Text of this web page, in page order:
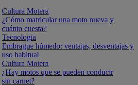
Cultura Motera
¿Cómo matricular una moto nueva y
cuánto cuesta?
Tecnologia
Embrague húmedo: ventajas, desventajas y
uso habitual
Cultura Motera
¿Hay motos que se pueden conducir
sin carnet?